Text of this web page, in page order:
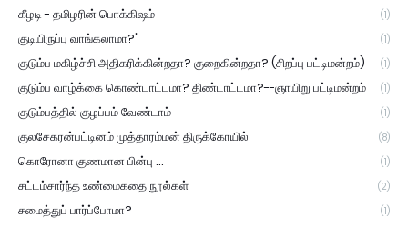
கீழடி - தமிழரின் பொக்கிஷம் (1)
குடியிருப்பு வாங்கலாமா?" (1)
குடும்ப மகிழ்ச்சி அதிகரிக்கின்றதா? குறைகின்றதா? (சிறப்பு பட்டிமன்றம்) (1)
குடும்ப வாழ்க்கை கொண்டாட்டமா? திண்டாட்டமா?--ஞாயிறு பட்டிமன்றம் (1)
குடும்பத்தில் குழப்பம் வேண்டாம் (1)
குலசேகரன்பட்டினம் முத்தாரம்மன் திருக்கோயில் (8)
கொரோனா குணமான பின்பு ... (1)
சட்டம்சார்ந்த உண்மைகதை நூல்கள் (2)
சமைத்துப் பார்ப்போமா? (1)